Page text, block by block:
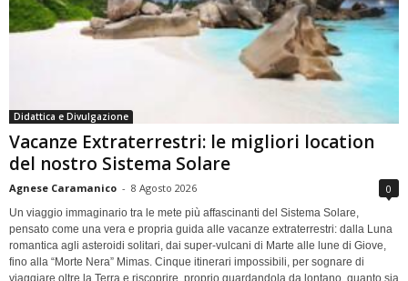
Didattica e Divulgazione
Vacanze Extraterrestri: le migliori location
del nostro Sistema Solare
Agnese Caramanico - 8 Agosto 2026 0
Un viaggio immaginario tra le mete più affascinanti del Sistema Solare,
pensato come una vera e propria guida alle vacanze extraterrestri: dalla Luna
romantica agli asteroidi solitari, dai super-vulcani di Marte alle lune di Giove,
fino alla “Morte Nera” Mimas. Cinque itinerari impossibili, per sognare di
viaggiare oltre la Terra e riscoprire, proprio guardandola da lontano, quanto sia